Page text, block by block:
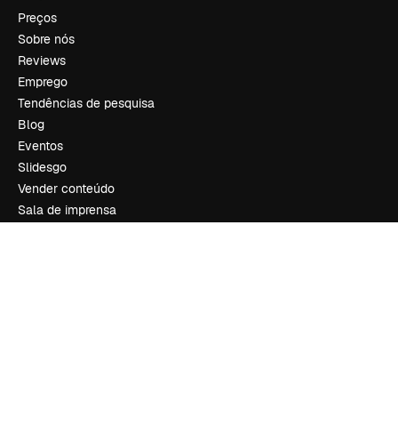
Preços
Sobre nós
Reviews
Emprego
Tendências de pesquisa
Blog
Eventos
Slidesgo
Vender conteúdo
Sala de imprensa